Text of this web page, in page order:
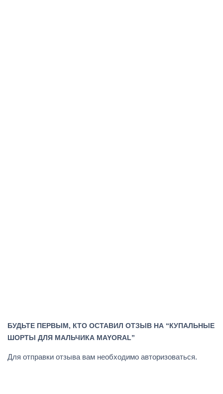
БУДЬТЕ ПЕРВЫМ, КТО ОСТАВИЛ ОТЗЫВ НА “КУПАЛЬНЫЕ
ШОРТЫ ДЛЯ МАЛЬЧИКА MAYORAL”
Для отправки отзыва вам необходимо авторизоваться.